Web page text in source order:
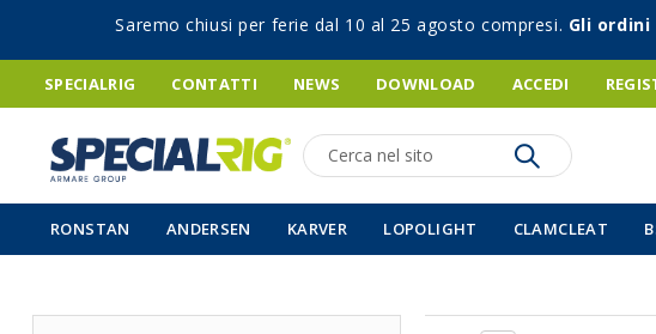
Saremo chiusi per ferie dal 10 al 25 agosto compresi. Gli
SPECIALRIG CONTATTI NEWS DOWNLOAD ACCEDI
Ricerca
RONSTAN ANDERSEN KARVER LOPOLIGHT CLAMCLEAT